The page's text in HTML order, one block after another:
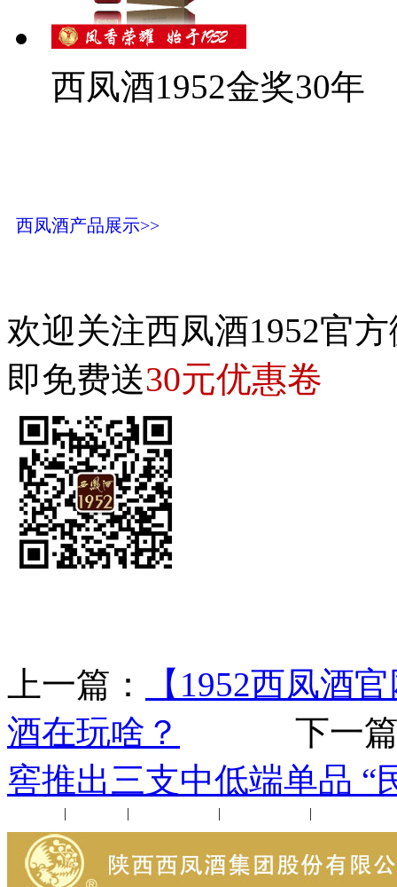
西凤酒1952金奖30年
西凤酒产品展示>>
欢迎关注西凤酒1952官
即免费送30元优惠卷
上一篇：
【1952西凤酒
酒在玩啥？
下一篇
窖推出三支中低端单品 “
| | | |